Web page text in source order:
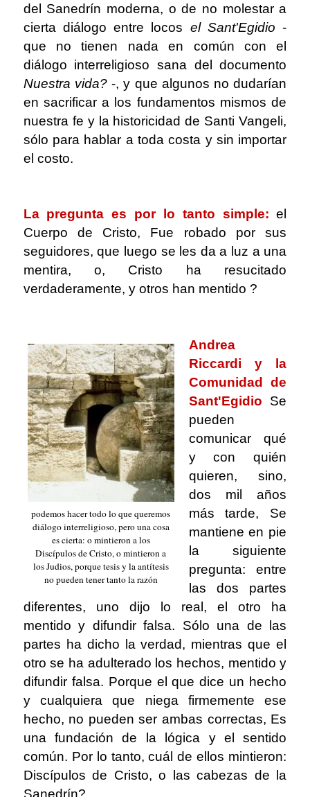
del Sanedrín moderna, o de no molestar a
cierta diálogo entre locos el Sant'Egidio -
que no tienen nada en común con el
diálogo interreligioso sana del documento
Nuestra vida?-, y que algunos no dudarían
en sacrificar a los fundamentos mismos de
nuestra fe y la historicidad de Santi Vangeli,
sólo para hablar a toda costa y sin importar
el costo.
La pregunta es por lo tanto simple: el
Cuerpo de Cristo, Fue robado por sus
seguidores, que luego se les da a luz a una
mentira, o, Cristo ha resucitado
verdaderamente, y otros han mentido ?
podemos hacer todo lo que queremos
diálogo interreligioso, pero una cosa
es cierta: o mintieron a los
Discípulos de Cristo, o mintieron a
los Judios, porque tesis y la antítesis
no pueden tener tanto la razón
Andrea
Riccardi y la
Comunidad de
Sant'Egidio Se
pueden
comunicar qué
y con quién
quieren, sino,
dos mil años
más tarde, Se
mantiene en pie
la siguiente
pregunta: entre
las dos partes
diferentes, uno dijo lo real, el otro ha
mentido y difundir falsa. Sólo una de las
partes ha dicho la verdad, mientras que el
otro se ha adulterado los hechos, mentido y
difundir falsa. Porque el que dice un hecho
y cualquiera que niega firmemente ese
hecho, no pueden ser ambas correctas, Es
una fundación de la lógica y el sentido
común. Por lo tanto, cuál de ellos mintieron:
Discípulos de Cristo, o las cabezas de la
Sanedrín?